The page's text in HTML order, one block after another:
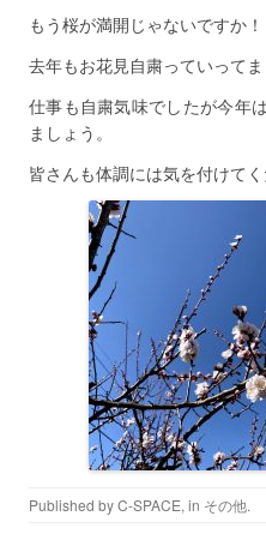
もう桜が満開じゃないですか！
去年もお花見自粛っていってま
仕事も自粛気味でしたが今年
ましょう。
皆さんも体調には気を付けてく
Published byC-SPACE, in その他.